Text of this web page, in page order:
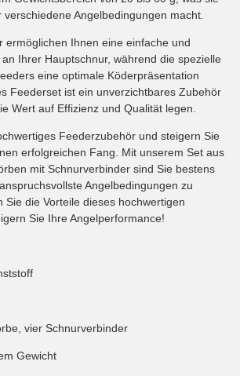
Angelbedingungen macht.
ermöglichen Ihnen eine einfache und
Ihrer Hauptschnur, während die spezielle
eine optimale Köderpräsentation
Feederset ist ein unverzichtbares Zubehör
Wert auf Effizienz und Qualität legen.
Feederzubehör und steigern Sie
erfolgreichen Fang. Mit unserem Set aus
mit Schnurverbinder sind Sie bestens
Angelbedingungen zu
Sie die Vorteile dieses hochwertigen
Sie Ihre Angelperformance!
vier Schnurverbinder
Gewicht